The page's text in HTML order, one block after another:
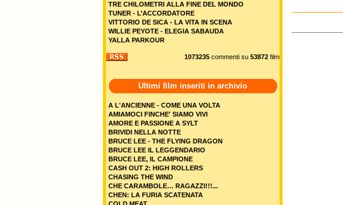
TRE CHILOMETRI ALLA FINE DEL MONDO
TUNER - L’ACCORDATORE
VITTORIO DE SICA - LA VITA IN SCENA
WILLIE PEYOTE - ELEGIA SABAUDA
YALLA PARKOUR
1073235 commenti su 53872 film
Ultimi film inseriti in archivio
A L'ANCIENNE - COME UNA VOLTA
AMIAMOCI FINCHE' SIAMO VIVI
AMORE E PASSIONE A SYLT
BRIVIDI NELLA NOTTE
BRUCE LEE - THE FLYING DRAGON
BRUCE LEE IL LEGGENDARIO
BRUCE LEE, IL CAMPIONE
CASH OUT 2: HIGH ROLLERS
CHASING THE WIND
CHE CARAMBOLE… RAGAZZI!!!...
CHEN: LA FURIA SCATENATA